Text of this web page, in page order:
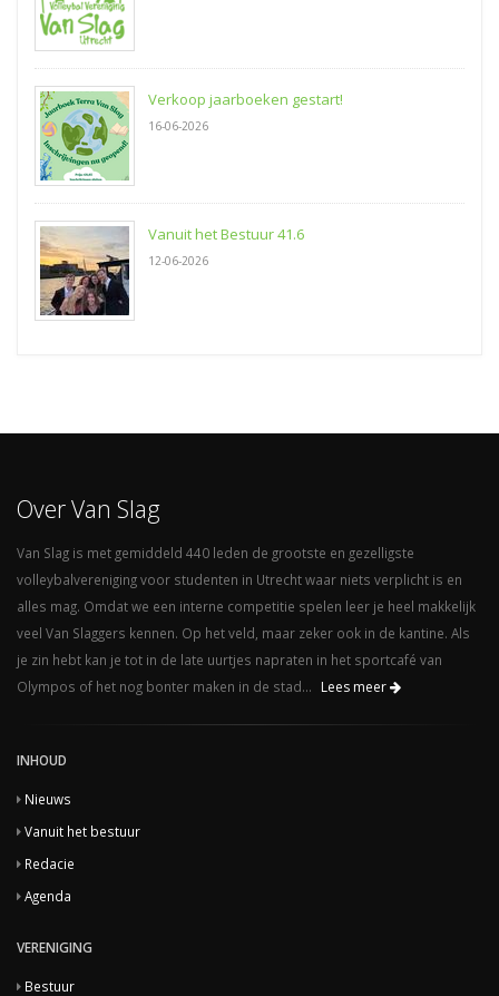
Verkoop jaarboeken gestart!
16-06-2026
Vanuit het Bestuur 41.6
12-06-2026
Over Van Slag
Van Slag is met gemiddeld 440 leden de grootste en gezelligste
volleybalvereniging voor studenten in Utrecht waar niets verplicht is en
alles mag. Omdat we een interne competitie spelen leer je heel makkelijk
veel Van Slaggers kennen. Op het veld, maar zeker ook in de kantine. Als
je zin hebt kan je tot in de late uurtjes napraten in het sportcafé van
Olympos of het nog bonter maken in de stad...
Lees meer
INHOUD
Nieuws
Vanuit het bestuur
Redacie
Agenda
VERENIGING
Bestuur